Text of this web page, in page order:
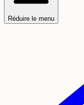
Réduire le menu